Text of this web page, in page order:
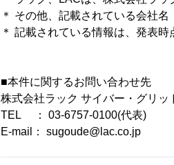
＊ その他、記載されている会社
＊ 記載されている情報は、発表
■本件に関するお問い合わせ先
株式会社ラック サイバー・グリ
TEL ： 03-6757-0100(代表)
E-mail： sugoude@lac.co.jp